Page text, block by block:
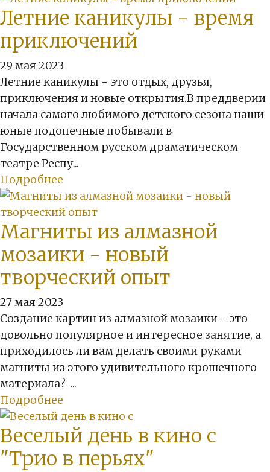
Летние каникулы - время
приключений
29 мая 2023
Летние каникулы - это отдых, друзья,
приключения и новые открытия.В преддверии
начала самого любимого детского сезона наши
юные подопечные побывали в
Государственном русском драматическом
театре Респу...
Подробнее
Магниты из алмазной
мозаики - новый
творческий опыт
27 мая 2023
Создание картин из алмазной мозаики - это
довольно популярное и интересное занятие, а
приходилось ли вам делать своими руками
магниты из этого удивительного крошечного
материала? ...
Подробнее
Веселый день в кино с
"Трио в перьях"